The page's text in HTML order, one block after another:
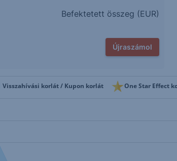
Befektetett összeg (EUR)
Újraszámol
Visszahívási korlát / Kupon korlát One Star Effect